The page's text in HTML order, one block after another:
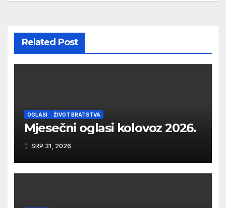
Related Post
OGLASI ŽIVOT BRATSTVA
Mjesečni oglasi kolovoz 2026.
SRP 31, 2026